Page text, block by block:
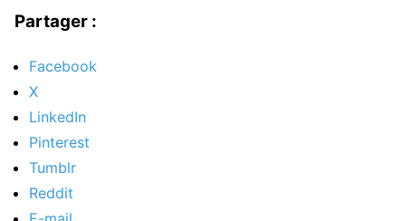
Partager :
Facebook
X
LinkedIn
Pinterest
Tumblr
Reddit